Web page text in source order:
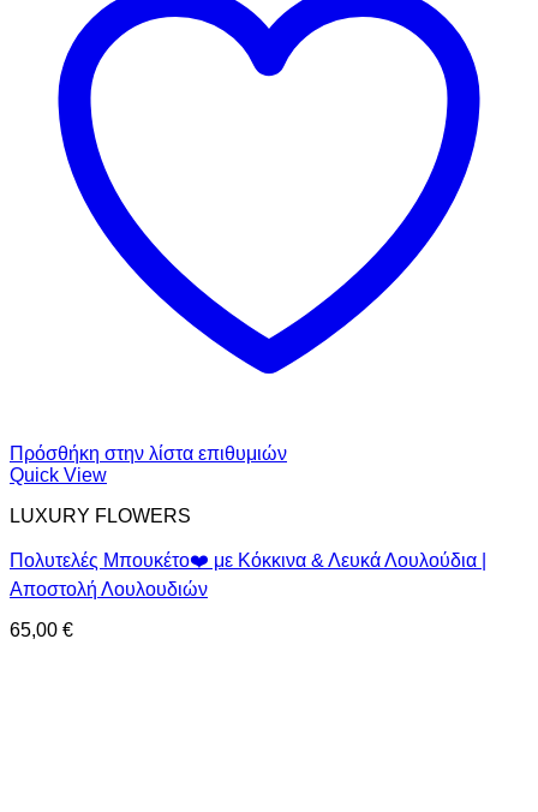
Πρόσθήκη στην λίστα επιθυμιών
Quick View
LUXURY FLOWERS
Πολυτελές Μπουκέτο❤️ με Κόκκινα & Λευκά Λουλούδια |
Αποστολή Λουλουδιών
65,00 €